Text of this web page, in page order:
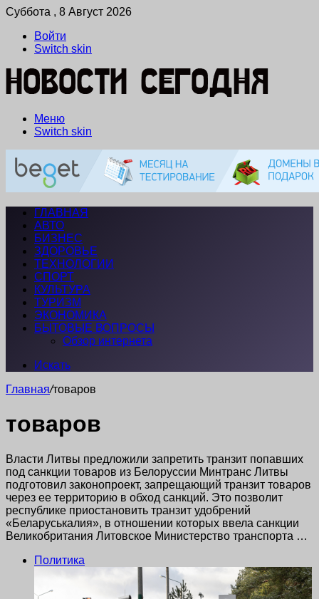
Суббота , 8 Август 2026
Войти
Switch skin
Меню
Switch skin
ГЛАВНАЯ
АВТО
БИЗНЕС
ЗДОРОВЬЕ
ТЕХНОЛОГИИ
СПОРТ
КУЛЬТУРА
ТУРИЗМ
ЭКОНОМИКА
БЫТОВЫЕ ВОПРОСЫ
Обзор интернета
Искать
Главная/товаров
товаров
Власти Литвы предложили запретить транзит попавших
под санкции товаров из Белоруссии Минтранс Литвы
подготовил законопроект, запрещающий транзит товаров
через ее территорию в обход санкций. Это позволит
республике приостановить транзит удобрений
«Беларуськалия», в отношении которых ввела санкции
Великобритания Литовское Министерство транспорта …
Политика